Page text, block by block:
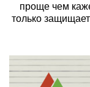
проще чем
только